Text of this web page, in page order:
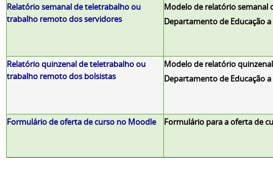
Relatório semanal de teletrabalho ou
trabalho remoto dos servidores
Modelo de relatório semanal
Departamento de Educação a
Relatório quinzenal de teletrabalho ou
trabalho remoto dos bolsistas
Modelo de relatório
Departamento de Educação a
Formulário de oferta de curso no Moodle Formulário para a oferta de